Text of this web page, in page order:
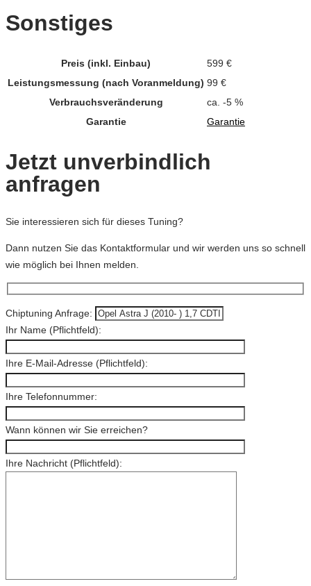
Sonstiges
Preis (inkl. Einbau)
599 €
Leistungsmessung (nach Voranmeldung) 99 €
Verbrauchsveränderung
ca. -5 %
Garantie
Garantie
Jetzt unverbindlich
anfragen
Sie interessieren sich für dieses Tuning?
Dann nutzen Sie das Kontaktformular und wir werden uns so schnell
wie möglich bei Ihnen melden.
Chiptuning Anfrage:
Ihr Name (Pflichtfeld):
Ihre E-Mail-Adresse (Pflichtfeld):
Ihre Telefonnummer:
Wann können wir Sie erreichen?
Ihre Nachricht (Pflichtfeld):